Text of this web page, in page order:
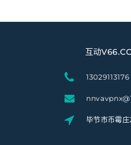
互动
13029113176
毕节市币霉